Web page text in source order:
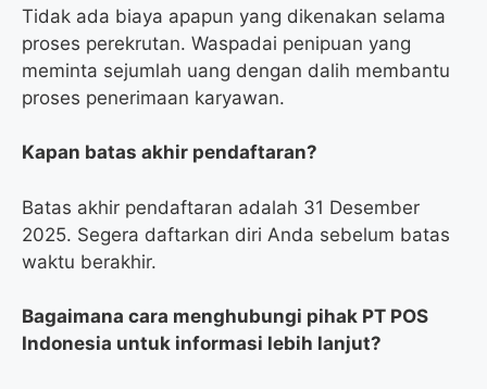
Tidak ada biaya apapun yang dikenakan selama
proses perekrutan. Waspadai penipuan yang
meminta sejumlah uang dengan dalih membantu
proses penerimaan karyawan.
Kapan batas akhir pendaftaran?
Batas akhir pendaftaran adalah 31 Desember
2025. Segera daftarkan diri Anda sebelum batas
waktu berakhir.
Bagaimana cara menghubungi pihak PT POS
Indonesia untuk informasi lebih lanjut?